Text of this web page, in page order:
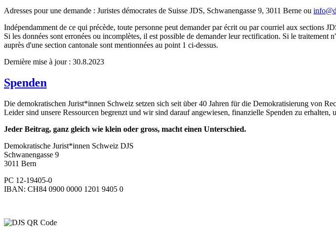
Adresses pour une demande : Juristes démocrates de Suisse JDS, Schwanengasse 9, 3011 Berne ou
Indépendamment de ce qui précède, toute personne peut demander par écrit ou par courriel aux
Si les données sont erronées ou incomplètes, il est possible de demander leur rectification. Si le traitement
auprès d'une section cantonale sont mentionnées au point 1 ci-dessus.
Dernière mise à jour : 30.8.2023
Spenden
Die demokratischen Jurist*innen Schweiz setzen sich seit über 40 Jahren für die Demokratisierung von
Leider sind unsere Ressourcen begrenzt und wir sind darauf angewiesen, finanzielle Spenden zu erhalten,
Jeder Beitrag, ganz gleich wie klein oder gross, macht einen Unterschied.
Demokratische Jurist*innen Schweiz DJS
Schwanengasse 9
3011 Bern
PC 12-19405-0
IBAN: CH84 0900 0000 1201 9405 0